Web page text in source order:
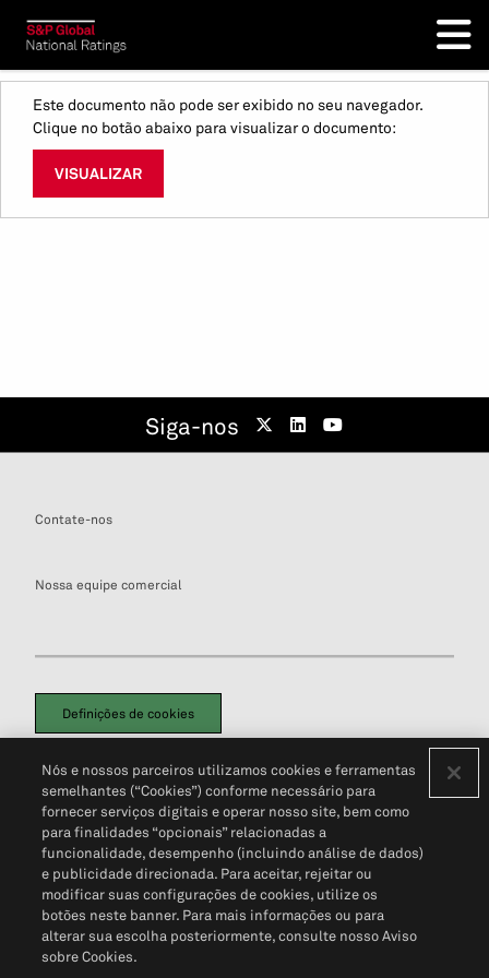
Este documento não pode ser exibido no seu navegador.
Clique no botão abaixo para visualizar o documento:
VISUALIZAR
Siga-nos
Contate-nos
Nossa equipe comercial
Definições de cookies
Política de PrivacidadePortal de privacidade do cliente (em inglês)
Não Venda Minhas Informações Pessoais© 2026 S&P Global
Nós e nossos parceiros utilizamos cookies e ferramentas
semelhantes (“Cookies”) conforme necessário para
fornecer serviços digitais e operar nosso site, bem como
para finalidades “opcionais” relacionadas a
funcionalidade, desempenho (incluindo análise de dados)
e publicidade direcionada. Para aceitar, rejeitar ou
modificar suas configurações de cookies, utilize os
botões neste banner. Para mais informações ou para
alterar sua escolha posteriormente, consulte nosso Aviso
sobre Cookies.